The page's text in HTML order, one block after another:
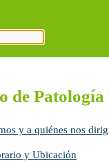
de Patología
y a quiénes nos
y Ubicación